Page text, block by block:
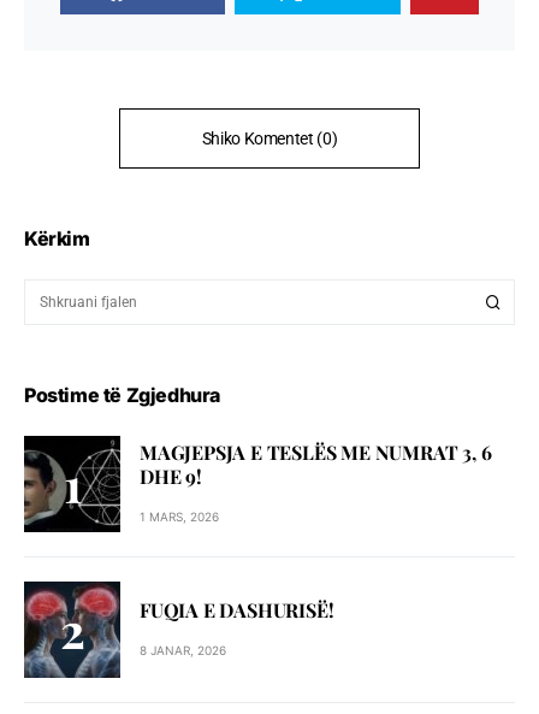
Shiko Komentet (0)
Kërkim
Postime të Zgjedhura
MAGJEPSJA E TESLËS ME NUMRAT 3, 6
DHE 9!
1 MARS, 2026
FUQIA E DASHURISË!
8 JANAR, 2026